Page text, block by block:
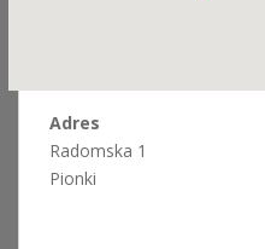
Adres
Radomska 1
Pionki